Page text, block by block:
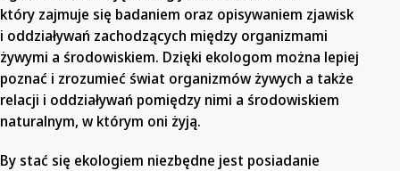
który zajmuje się badaniem oraz opisywaniem zjawisk
i oddziaływań zachodzących między organizmami
żywymi a środowiskiem. Dzięki ekologom można lepiej
poznać i zrozumieć świat organizmów żywych a także
relacji i oddziaływań pomiędzy nimi a środowiskiem
naturalnym, w którym oni żyją.
By stać się ekologiem niezbędne jest posiadanie